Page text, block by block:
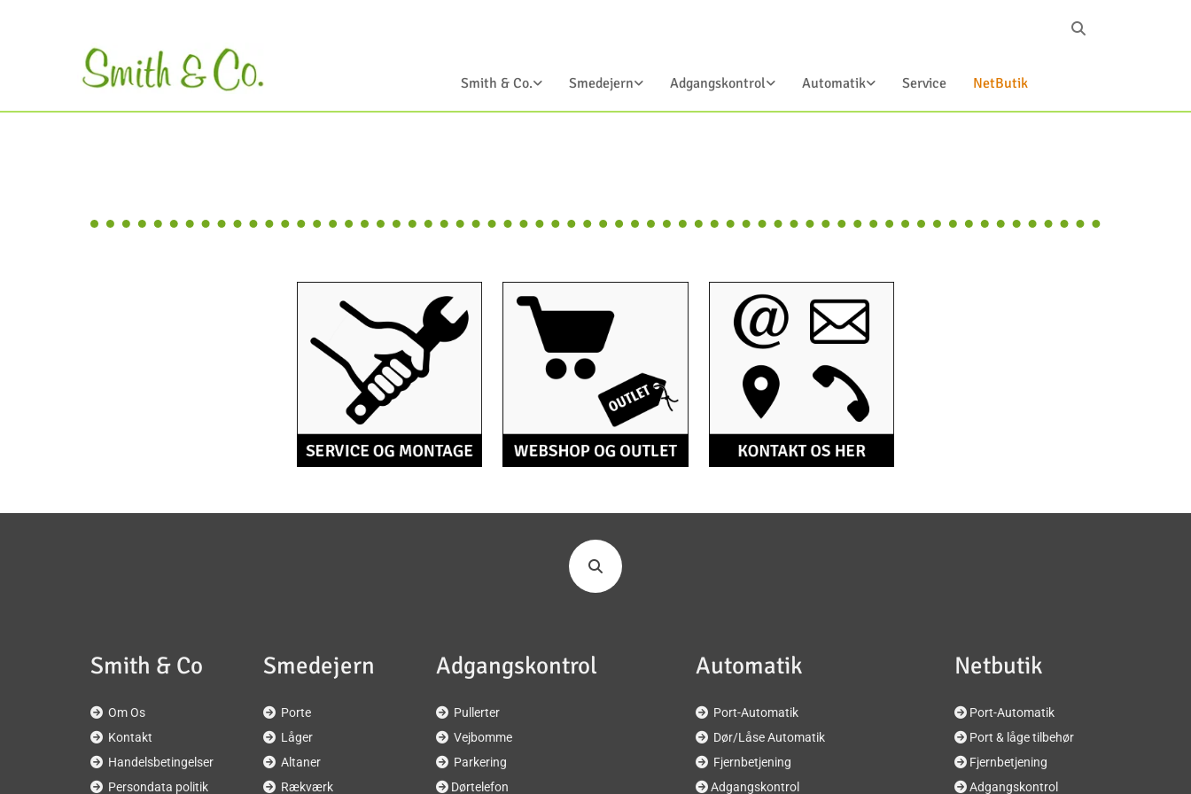
Smith & Co. Smedejern Adgangskontrol Automatik Service NetButik
Smith & Co
 Om Os
 Kontakt
 Handelsbetingelser
 Persondata politik
Smedejern
 Porte
 Låger
 Altaner
 Rækværk
Adgangskontrol
 Pullerter
 Vejbomme
 Parkering
 Dørtelefon
Automatik
 Port-Automatik
 Dør/Låse Automatik
 Fjernbetjening
 Adgangskontrol
Netbutik
 Port-Automatik
 Port & låge tilbehør
 Fjernbetjening
 Adgangskontrol